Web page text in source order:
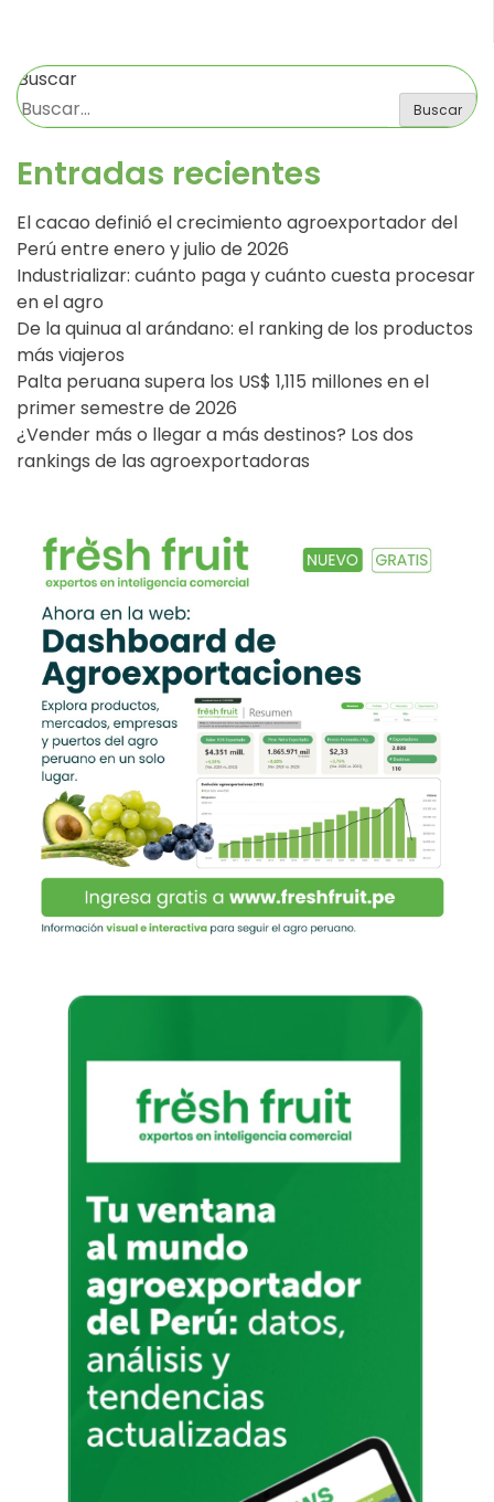
Buscar
Buscar
Entradas recientes
El cacao definió el crecimiento agroexportador del
Perú entre enero y julio de 2026
Industrializar: cuánto paga y cuánto cuesta procesar
en el agro
De la quinua al arándano: el ranking de los productos
más viajeros
Palta peruana supera los US$ 1,115 millones en el
primer semestre de 2026
¿Vender más o llegar a más destinos? Los dos
rankings de las agroexportadoras